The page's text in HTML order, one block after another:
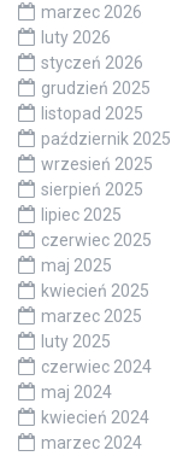
marzec 2026
luty 2026
styczeń 2026
grudzień 2025
listopad 2025
październik 2025
wrzesień 2025
sierpień 2025
lipiec 2025
czerwiec 2025
maj 2025
kwiecień 2025
marzec 2025
luty 2025
czerwiec 2024
maj 2024
kwiecień 2024
marzec 2024